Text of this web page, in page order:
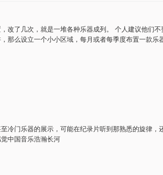
改了几次，就是一堆各种乐器成列。 个人建议他们不
那么设立一个小小区域，每月或者每季度布置一款乐
冷门乐器的展示，可能在纪录片听到那熟悉的旋律，
中国音乐浩瀚长河